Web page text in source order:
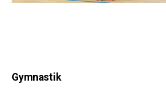
Gymnastik